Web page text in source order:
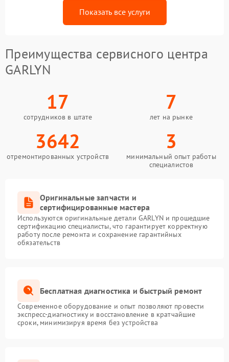
Показать все услуги
Преимущества сервисного центра
GARLYN
17
сотрудников в штате
7
лет на рынке
3642
отремонтированных устройств
3
минимальный опыт работы
специалистов
Оригинальные запчасти и
сертифицированные мастера
Используются оригинальные детали GARLYN и прошедшие
сертификацию специалисты, что гарантирует корректную
работу после ремонта и сохранение гарантийных
обязательств
Бесплатная диагностика и быстрый ремонт
Современное оборудование и опыт позволяют провести
экспресс-диагностику и восстановление в кратчайшие
сроки, минимизируя время без устройства